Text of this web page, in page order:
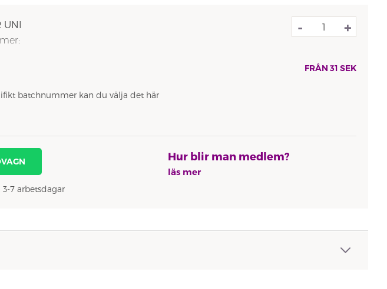
UNI
- +
FRÅN 31 SEK
batchnummer kan du välja det här
7 arbetsdagar
Hur blir man medlem?
läs mer